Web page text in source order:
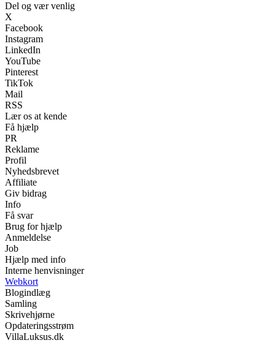
Del og vær venlig
X
Facebook
Instagram
LinkedIn
YouTube
Pinterest
TikTok
Mail
RSS
Lær os at kende
Få hjælp
PR
Reklame
Profil
Nyhedsbrevet
Affiliate
Giv bidrag
Info
Få svar
Brug for hjælp
Anmeldelse
Job
Hjælp med info
Interne henvisninger
Webkort
Blogindlæg
Samling
Skrivehjørne
Opdateringsstrøm
VillaLuksus.dk